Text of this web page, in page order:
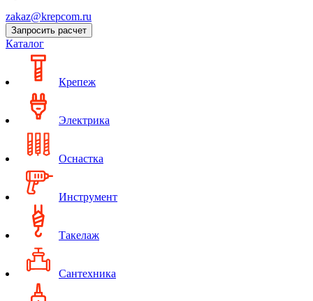
zakaz@krepcom.ru
Запросить расчет
Каталог
Крепеж
Электрика
Оснастка
Инструмент
Такелаж
Сантехника